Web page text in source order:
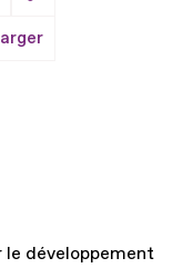
sur LinkedIn
par Email
le développement